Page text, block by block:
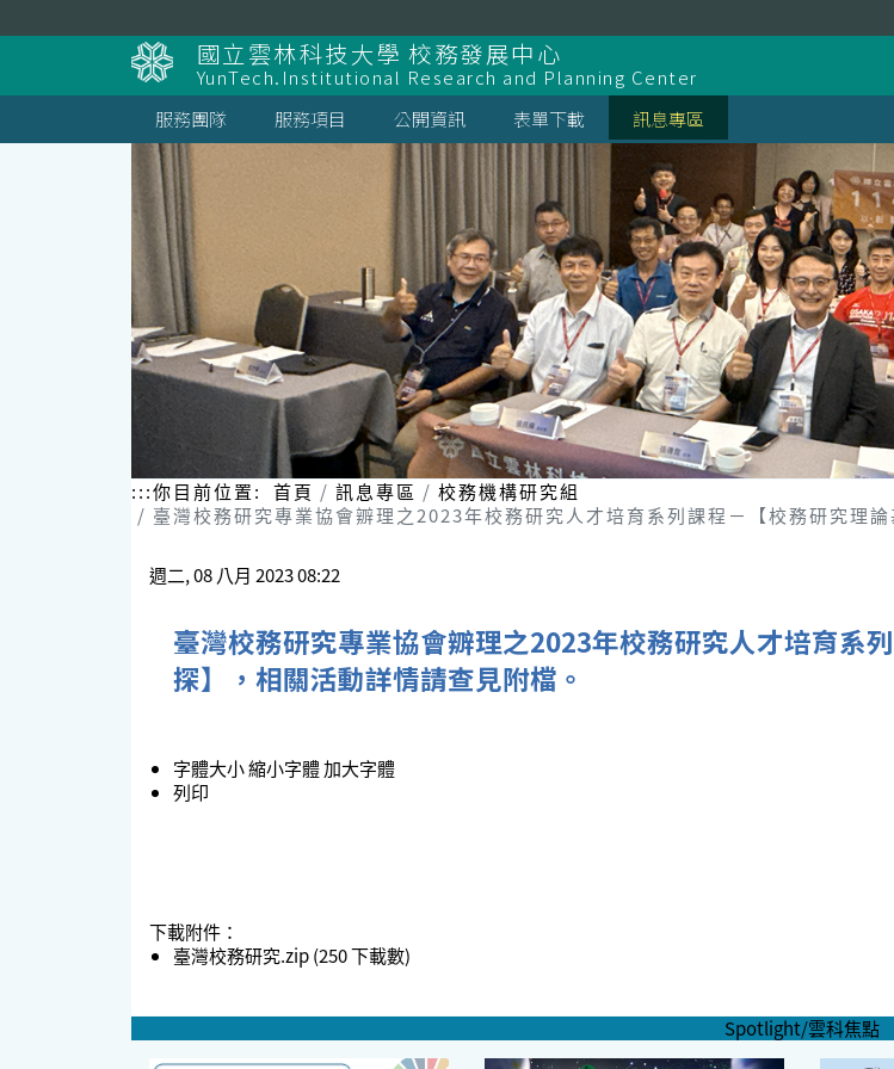
到
主
要
內
容
區
塊
國立雲林科技大學 校務發展中心
YunTech.Institutional Research and Planning Center
服務團隊
服務項目 公開資訊 表單下載 訊息專區
:::你目前位置: 首頁 訊息專區
校務機構研究組
臺灣校務研究專業協會辧理之2023年校務研究人才培育系列課程－【校務研究理
週二, 08 八月 2023 08:22
臺灣校務研究專業協會辧理之2023年校務研究人才培育系
探】，相關活動詳情請查見附檔。
字體大小縮小字體加大字體
列印
下載附件：
臺灣校務研究.zip (250 下載數)
Spotlight/雲科焦點